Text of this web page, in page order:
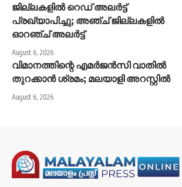
ജില്ലകളിൽ റെഡ് അലർട്ട്
പ്രഖ്യാപിച്ചു; അഞ്ച് ജില്ലകളിൽ
ഓറഞ്ച് അലർട്ട്
August 6, 2026
വിമാനത്തിന്റെ എമർജൻസി വാതിൽ
തുറക്കാൻ ശ്രമം; മലയാളി അറസ്റ്റിൽ
August 6, 2026